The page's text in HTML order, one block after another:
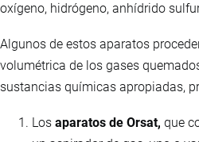
oxígeno, hidrógeno, anhídrido
Algunos de estos aparatos
volumétrica de los gases
sustancias químicas apropiadas,
Los aparatos de Orsat, que